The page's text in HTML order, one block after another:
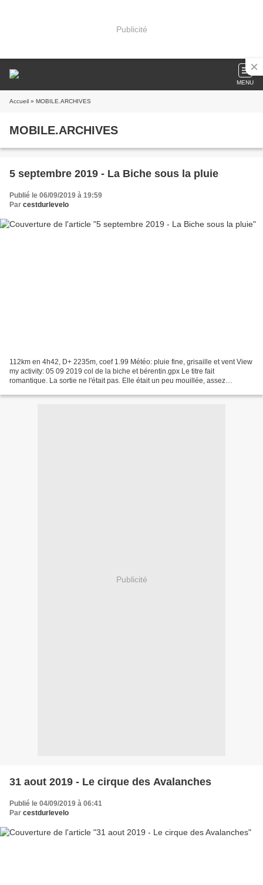
Publicité
MENU
Accueil » MOBILE.ARCHIVES
MOBILE.ARCHIVES
5 septembre 2019 - La Biche sous la pluie
Publié le 06/09/2019 à 19:59
Par cestdurlevelo
112km en 4h42, D+ 2235m, coef 1.99 Météo: pluie fine, grisaille et vent View
my activity: 05 09 2019 col de la biche et bérentin.gpx Le titre fait
romantique. La sortie ne l'était pas. Elle était un peu mouillée, assez
Publicité
31 aout 2019 - Le cirque des Avalanches
Publié le 04/09/2019 à 06:41
Par cestdurlevelo